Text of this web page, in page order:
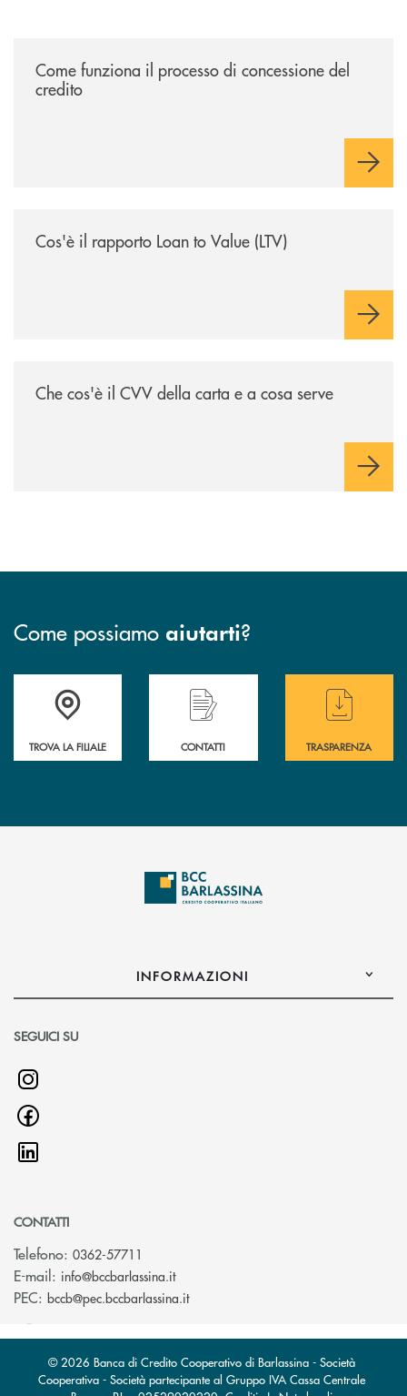
Come funziona il processo di concessione del
credito
Cos'è il rapporto Loan to Value (LTV)
Che cos'è il CVV della carta e a cosa serve
Come possiamo aiutarti?
Accedi all' elenco completo delle filiali di BCC Barlassina.
TROVA LA FILIALE
Hai bisogno di assistenza immediata ?
CONTATTI
Hai bisogno di
TRASPARENZA
INFORMAZIONI
SEGUICI SU
CONTATTI
Telefono: 0362-57711
E-mail: info@bccbarlassina.it(si apre l’app di posta elettronica)
PEC: bccb@pec.bccbarlassina.it(si apre l’app di posta elettronica)
© 2026 Banca di Credito Cooperativo di Barlassina - Società
Cooperativa - Società partecipante al Gruppo IVA Cassa Centrale